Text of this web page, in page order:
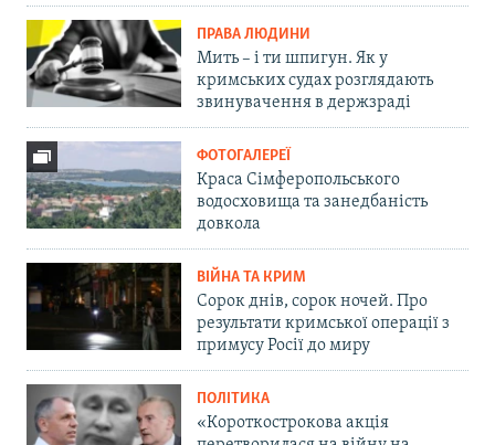
ПРАВА ЛЮДИНИ
Мить – і ти шпигун. Як у
кримських судах розглядають
звинувачення в держзраді
ФОТОГАЛЕРЕЇ
Краса Сімферопольського
водосховища та занедбаність
довкола
ВІЙНА ТА КРИМ
Сорок днів, сорок ночей. Про
результати кримської операції з
примусу Росії до миру
ПОЛІТИКА
«Короткострокова акція